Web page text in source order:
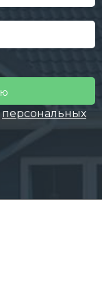
персональных